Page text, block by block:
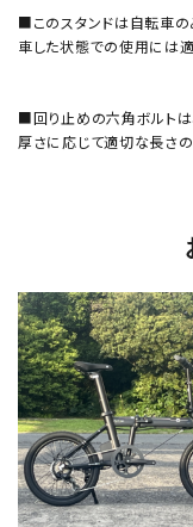
■このスタンドは自転車の
車した状態での使用には適
■回り止めの六角ボルトは
厚さに応じて適切な長さの